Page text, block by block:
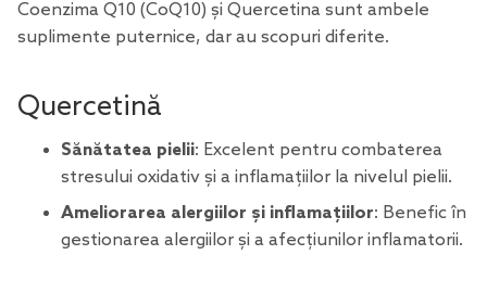
Coenzima Q10 (CoQ10) și Quercetina sunt ambele
suplimente puternice, dar au scopuri diferite.
Quercetină
Sănătatea pielii: Excelent pentru combaterea
stresului oxidativ și a inflamațiilor la nivelul pielii.
Ameliorarea alergiilor și inflamațiilor: Benefic în
gestionarea alergiilor și a afecțiunilor inflamatorii.